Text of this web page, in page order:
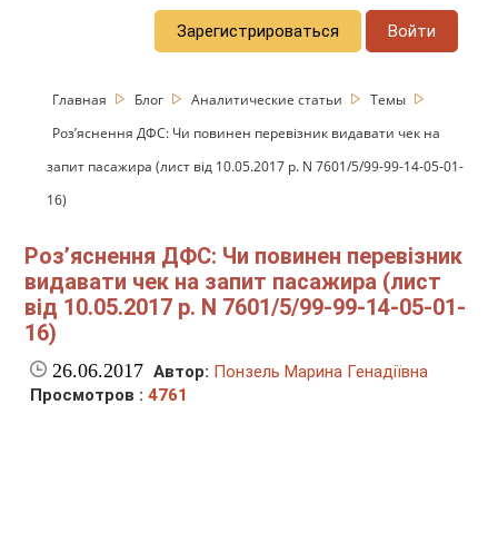
Зарегистрироваться Войти
Главная Блог Аналитические статьи
Темы
Роз’яснення ДФС: Чи повинен перевізник видавати чек на
запит пасажира (лист від 10.05.2017 р. N 7601/5/99-99-14-05-01-
16)
Роз’яснення ДФС: Чи повинен перевізник
видавати чек на запит пасажира (лист
від 10.05.2017 р. N 7601/5/99-99-14-05-01-
16)
26.06.2017 Автор: Понзель Марина Генадіївна
Просмотров :4761